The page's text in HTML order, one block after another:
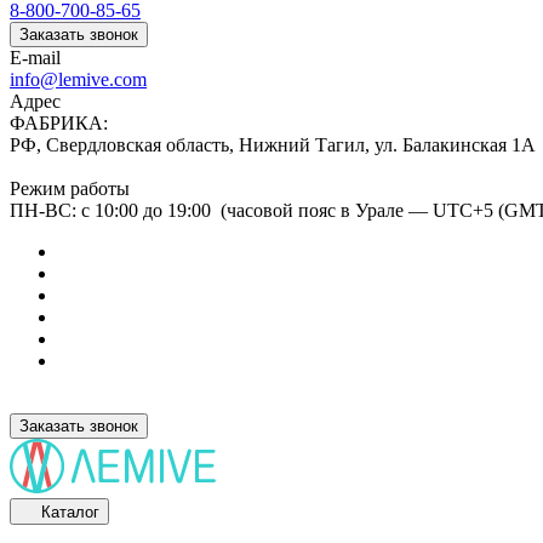
8-800-700-85-65
Заказать звонок
E-mail
info@lemive.com
Адрес
ФАБРИКА:
РФ, Свердловская область, Нижний Тагил, ул. Балакинская 1А
Режим работы
ПН-ВС: с 10:00 до 19:00 (часовой пояс в Урале — UTC+5
Заказать звонок
Каталог